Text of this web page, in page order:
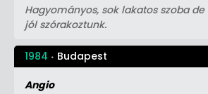
Hagyományos, sok lakatos szoba
jól szórakoztunk.
1984 Budapest
Angio